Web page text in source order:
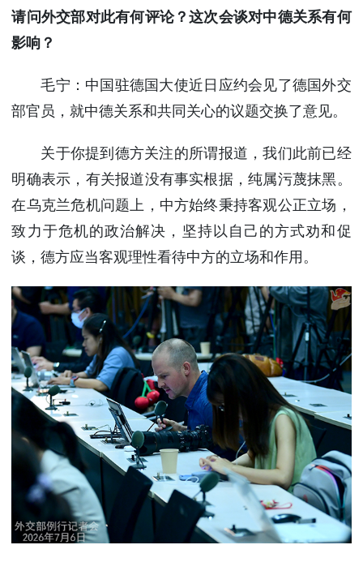
请问外交部对此有何评论？这次会谈对中德关系有何
影响？
毛宁：中国驻德国大使近日应约会见了德国外交
部官员，就中德关系和共同关心的议题交换了意见。
关于你提到德方关注的所谓报道，我们此前已经
明确表示，有关报道没有事实根据，纯属污蔑抹黑。
在乌克兰危机问题上，中方始终秉持客观公正立场，
致力于危机的政治解决，坚持以自己的方式劝和促
谈，德方应当客观理性看待中方的立场和作用。